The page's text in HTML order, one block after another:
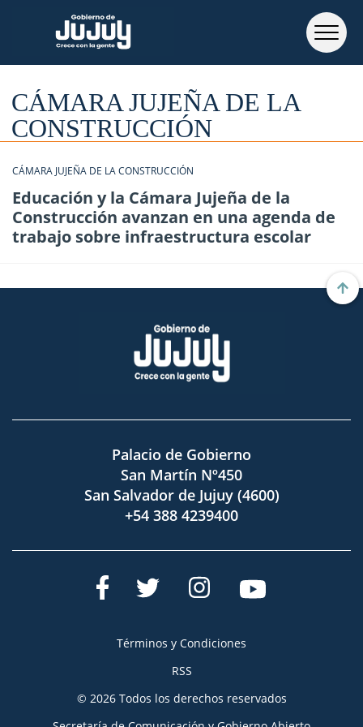
CÁMARA JUJEÑA DE LA
CONSTRUCCIÓN
CÁMARA JUJEÑA DE LA CONSTRUCCIÓN
Educación y la Cámara Jujeña de la
Construcción avanzan en una agenda de
trabajo sobre infraestructura escolar
Palacio de Gobierno
San Martín Nº450
San Salvador de Jujuy (4600)
+54 388 4239400
Términos y Condiciones
RSS
© 2026 Todos los derechos reservados